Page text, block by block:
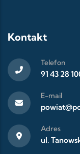
Kontakt
Telefon
91 43 28
E-mail
Adres
ul.